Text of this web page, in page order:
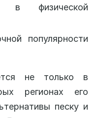
в физической
популярности
не только в
регионах его
песку и